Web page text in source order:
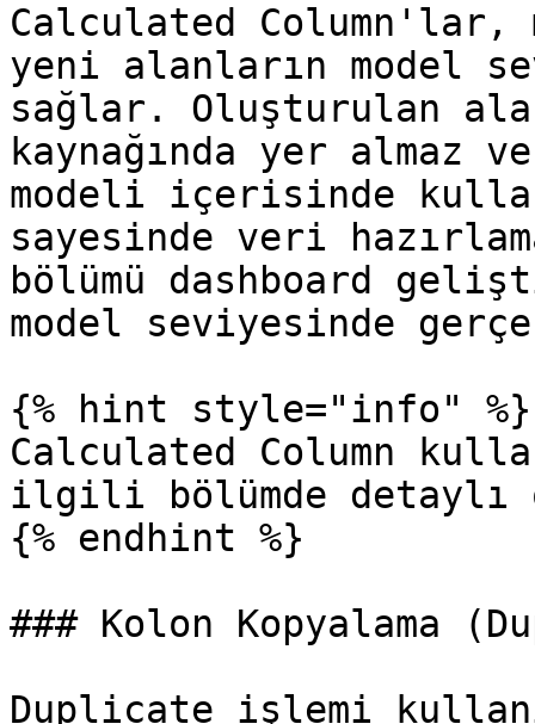
Calculated
yeni alanların model
sağlar. Oluşturulan
kaynağında yer
modeli içerisinde
sayesinde veri
bölümü dashboard
model seviyesinde
{% hint style="info" %}
Calculated Column
ilgili bölümde detaylı
{% endhint %}
### Kolon Kopyalama
Duplicate işlemi